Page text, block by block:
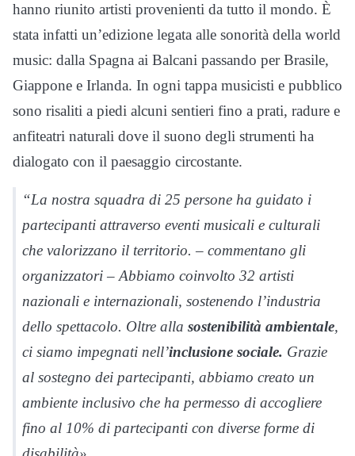
hanno riunito artisti provenienti da tutto il mondo. È
stata infatti un’edizione legata alle sonorità della world
music: dalla Spagna ai Balcani passando per Brasile,
Giappone e Irlanda. In ogni tappa musicisti e pubblico
sono risaliti a piedi alcuni sentieri fino a prati, radure e
anfiteatri naturali dove il suono degli strumenti ha
dialogato con il paesaggio circostante.
“La nostra squadra di 25 persone ha guidato i
partecipanti attraverso eventi musicali e culturali
che valorizzano il territorio. – commentano gli
organizzatori – Abbiamo coinvolto 32 artisti
nazionali e internazionali, sostenendo l’industria
dello spettacolo. Oltre alla sostenibilità ambientale,
ci siamo impegnati nell’inclusione sociale. Grazie
al sostegno dei partecipanti, abbiamo creato un
ambiente inclusivo che ha permesso di accogliere
fino al 10% di partecipanti con diverse forme di